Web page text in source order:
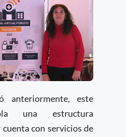
anteriormente, este
una estructura
con servicios de